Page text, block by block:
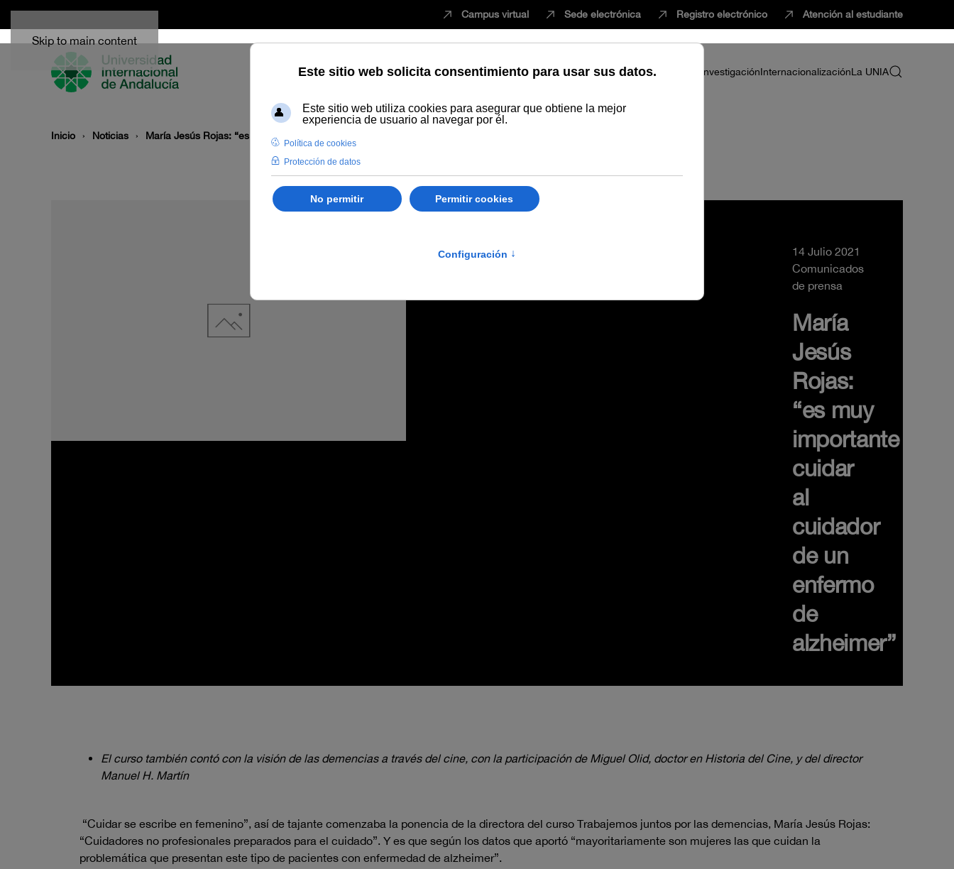
Skip to main content
Campus virtual Sede electrónica Registro electrónico Atención al estudiante
EstudiarInnovaciónVida universitariaProfesorado InvestigaciónInternacionalizaciónLa UNIA
Inicio Noticias María Jesús Rojas: “es muy importante cuidar al cuidador de un enfermo de alzheimer”
14 Julio 2021
Comunicados
de prensa
María
Jesús
Rojas:
“es muy
importante
cuidar
al
cuidador
de un
enfermo
de
alzheimer”
El curso también contó con la visión de las demencias a través del cine, con la participación de Miguel Olid, doctor en Historia del Cine, y del director
Manuel H. Martín
“Cuidar se escribe en femenino”, así de tajante comenzaba la ponencia de la directora del curso Trabajemos juntos por las demencias, María Jesús Rojas:
“Cuidadores no profesionales preparados para el cuidado”. Y es que según los datos que aportó “mayoritariamente son mujeres las que cuidan la
problemática que presentan este tipo de pacientes con enfermedad de alzheimer”.